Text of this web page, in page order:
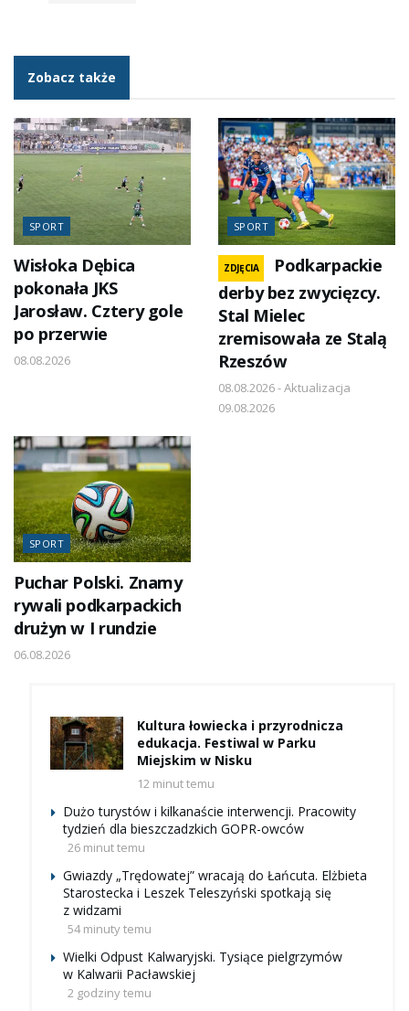
Zobacz także
SPORT
Wisłoka Dębica
pokonała JKS
Jarosław. Cztery gole
po przerwie
08.08.2026
SPORT
ZDJĘCIA
Podkarpackie
derby bez zwycięzcy.
Stal Mielec
zremisowała ze Stalą
Rzeszów
08.08.2026 - Aktualizacja
09.08.2026
SPORT
Puchar Polski. Znamy
rywali podkarpackich
drużyn w I rundzie
06.08.2026
Kultura łowiecka i przyrodnicza
edukacja. Festiwal w Parku
Miejskim w Nisku
12 minut temu
Dużo turystów i kilkanaście interwencji. Pracowity
tydzień dla bieszczadzkich GOPR-owców
26 minut temu
Gwiazdy „Trędowatej” wracają do Łańcuta. Elżbieta
Starostecka i Leszek Teleszyński spotkają się
z widzami
54 minuty temu
Wielki Odpust Kalwaryjski. Tysiące pielgrzymów
w Kalwarii Pacławskiej
2 godziny temu